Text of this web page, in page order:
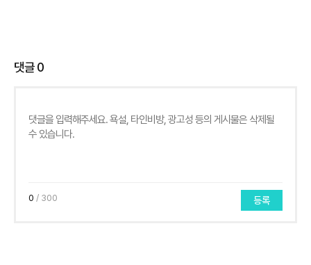
댓글0
0 / 300 등록